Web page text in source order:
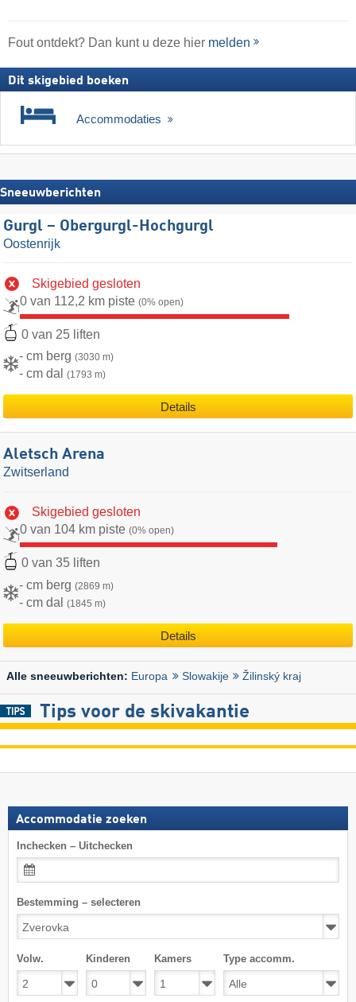
Fout ontdekt? Dan kunt u deze hier melden
Dit skigebied boeken
Accommodaties
Sneeuwberichten
Gurgl – Obergurgl-Hochgurgl
Oostenrijk
Skigebied gesloten
0 van 112,2 km piste (0% open)
0 van 25 liften
- cm berg (3030 m)
- cm dal (1793 m)
Details
Aletsch Arena
Zwitserland
Skigebied gesloten
0 van 104 km piste (0% open)
0 van 35 liften
- cm berg (2869 m)
- cm dal (1845 m)
Details
Alle sneeuwberichten: Europa Slowakije Žilinský kraj
Tips voor de skivakantie
Accommodatie zoeken
Inchecken – Uitchecken
Bestemming – selecteren
Volw. Kinderen Kamers Type accomm.